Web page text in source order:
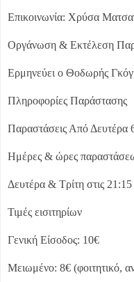
Επικοινωνία: Χρύσα
Οργάνωση & Εκτέλεση
Ερμηνεύει ο Θοδωρής
Πληροφορίες Παράστασης
Παραστάσεις Από Δευτέρα
Ημέρες & ώρες
Δευτέρα & Τρίτη στις 21:15
Τιμές εισιτηρίων
Γενική Είσοδος: 10€
Μειωμένο: 8€ (φοιτητικό,